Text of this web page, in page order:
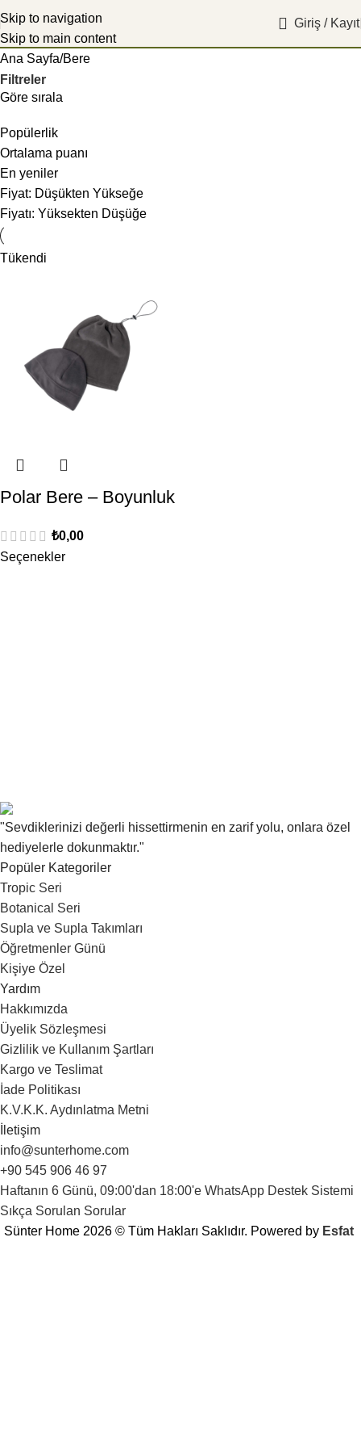
Skip to navigation
Skip to main content
Giriş / Kayıt
Ana Sayfa Bere
Filtreler
Göre sırala
Popülerlik
Ortalama puanı
En yeniler
Fiyat: Düşükten Yükseğe
Fiyatı: Yüksekten Düşüğe
Tükendi
Polar Bere – Boyunluk
₺0,00
Seçenekler
"Sevdiklerinizi değerli hissettirmenin en zarif yolu, onlara özel
hediyelerle dokunmaktır."
Popüler Kategoriler
Tropic Seri
Botanical Seri
Supla ve Supla Takımları
Öğretmenler Günü
Kişiye Özel
Yardım
Hakkımızda
Üyelik Sözleşmesi
Gizlilik ve Kullanım Şartları
Kargo ve Teslimat
İade Politikası
K.V.K.K. Aydınlatma Metni
İletişim
info@sunterhome.com
+90 545 906 46 97
Haftanın 6 Günü, 09:00'dan 18:00'e WhatsApp Destek Sistemi
Sıkça Sorulan Sorular
Sünter Home 2026 © Tüm Hakları Saklıdır. Powered by Esfat